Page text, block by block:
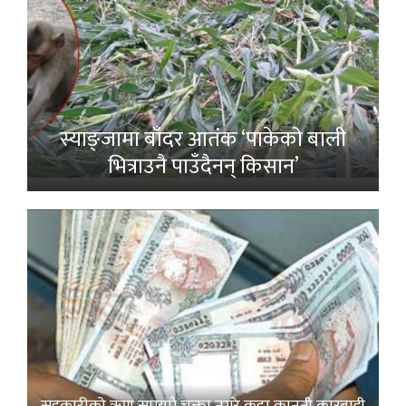
स्याङ्जामा बाँदर आतंक ‘पाकेको बाली
भित्राउनै पाउँदैनन् किसान’